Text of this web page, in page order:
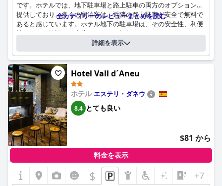
です。ホテルでは、地下駐車場と路上駐車の両方のオプションを
提供しており、多くの宿泊客は、近隣の路上駐車が安全で無料で
あると感じています。ホテル地下の駐車場は、その安全性、利便
性、そして施設への直接アクセスが評価されていますが、1日15
ユーロの料金は少し高いと感じる宿泊客もいます。電気自動車で
旅行する人のために、充電ステーションが利用可能です。広々と
したガレージは、大型車やオートバイにも対応しており、アクセ
ス管理により、安全性が向上しています。有料駐車場の費用につ
いて言及する宿泊客もいますが、その利便性と安全性に見合うと
感じる人も多くいます。さらに、ホテル周辺の駐車場は簡単に見
つかり、無料のスペースがたくさんあるため、ストレスのない体
験ができます。全体として、エクストレマドゥーラ・ホテルの駐
車場は高く評価されており、さまざまなニーズに対応できる豊富
なオプションが用意されています。
全カテゴリーのレビューまとめを読む
上記の質問にホテルが回答されました
駐車スペースの位置：
地下で.
障害者などの優先駐車スペースの数： 2
駐車の料金 一泊あたりの料金: € 14
詳細を表示
Hotel Vall d´Aneu
ホテル エステリ・ダネウ
8.4 とても良い
$81 から
料金を表示
$ +7